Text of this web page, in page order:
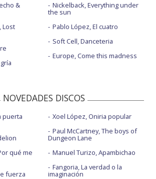
&
Lost
Nickelback, Everything under
the sun
Pablo López, El cuatro
Soft Cell, Danceteria
Europe, Come this madness
NOVEDADES DISCOS
puerta
qué me
fuerza
Xoel López, Oniria popular
Paul McCartney, The boys of
Dungeon Lane
Manuel Turizo, Apambichao
Fangoria, La verdad o la
imaginación